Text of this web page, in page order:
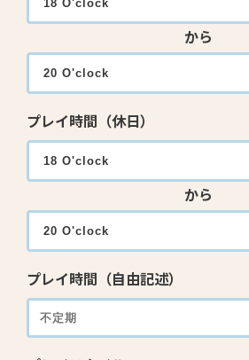
から
プレイ時間（休日）
から
プレイ時間（自由記述）